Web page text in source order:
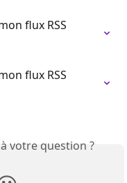
flux RSS
flux RSS
votre question ?